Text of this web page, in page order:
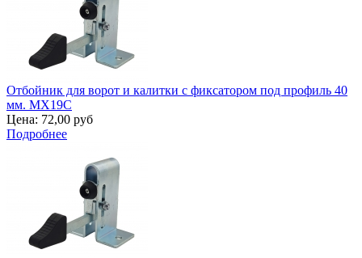
Отбойник для ворот и калитки с фиксатором под профиль 40
мм. MX19C
Цена: 72,00 руб
Подробнее